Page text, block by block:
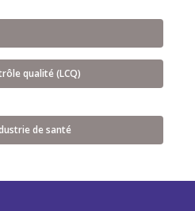
qualité (LCQ)
de santé